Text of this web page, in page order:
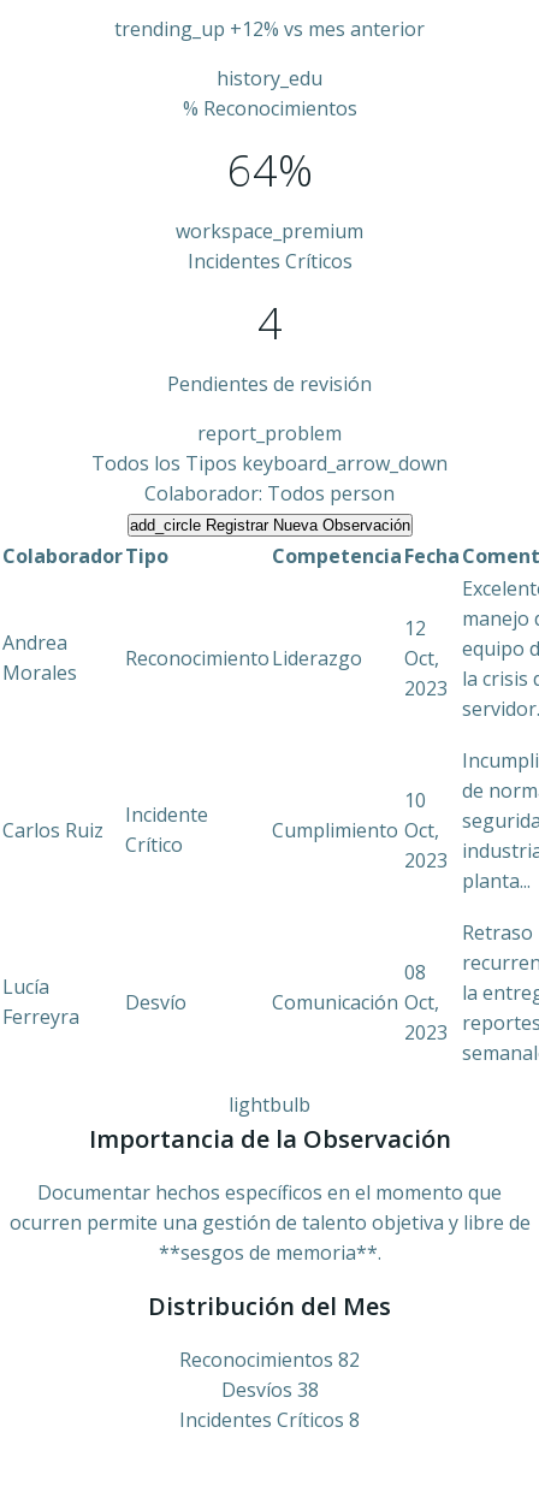
trending_up +12% vs mes anterior
history_edu
% Reconocimientos
64%
workspace_premium
Incidentes Críticos
4
Pendientes de revisión
report_problem
Todos los Tipos keyboard_arrow_down
Colaborador: Todos person
add_circle Registrar Nueva Observación
ColaboradorTipo CompetenciaFecha
Andrea
Morales
ReconocimientoLiderazgo
12
Oct,
2023
manejo
equipo
la crisis
Carlos Ruiz
Incidente
Crítico
Cumplimiento
10
Oct,
2023
de
planta...
Lucía
Ferreyra
Desvío Comunicación
08
Oct,
2023
Retraso
la
lightbulb
Importancia de la Observación
Documentar hechos específicos en el momento que
ocurren permite una gestión de talento objetiva y libre de
**sesgos de memoria**.
Distribución del Mes
Reconocimientos 82
Desvíos 38
Incidentes Críticos 8